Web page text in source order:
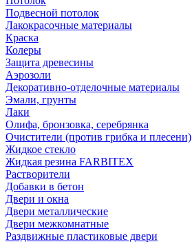
Подвесной потолок
Лакокрасочные материалы
Краска
Колеры
Защита древесины
Аэрозоли
Декоративно-отделочные материалы
Эмали, грунты
Лаки
Олифа, бронзовка, серебрянка
Очистители (против грибка и плесени)
Жидкое стекло
Жидкая резина FARBITEX
Растворители
Добавки в бетон
Двери и окна
Двери металлические
Двери межкомнатные
Раздвижные пластиковые двери